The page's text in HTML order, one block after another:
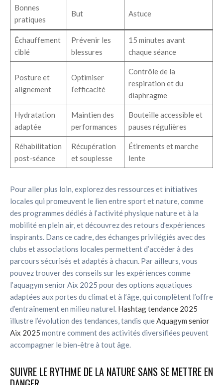
Bonnes
pratiques
But Astuce
Échauffement
ciblé
Prévenir les
blessures
15 minutes avant
chaque séance
Posture et
alignement
Optimiser
l’efficacité
Contrôle de la
respiration et du
diaphragme
Hydratation
adaptée
Maintien des
performances
Bouteille accessible et
pauses régulières
Réhabilitation
post-séance
Récupération
et souplesse
Étirements et marche
lente
Pour aller plus loin, explorez des ressources et initiatives
locales qui promeuvent le lien entre sport et nature, comme
des programmes dédiés à l’activité physique nature et à la
mobilité en plein air, et découvrez des retours d’expériences
inspirants. Dans ce cadre, des échanges privilégiés avec des
clubs et associations locales permettent d’accéder à des
parcours sécurisés et adaptés à chacun. Par ailleurs, vous
pouvez trouver des conseils sur les expériences comme
l’aquagym senior Aix 2025 pour des options aquatiques
adaptées aux portes du climat et à l’âge, qui complètent l’offre
d’entraînement en milieu naturel. Hashtag tendance 2025
illustre l’évolution des tendances, tandis queAquagym senior
Aix 2025 montre comment des activités diversifiées peuvent
accompagner le bien-être à tout âge.
SUIVRE LE RYTHME DE LA NATURE SANS SE METTRE EN